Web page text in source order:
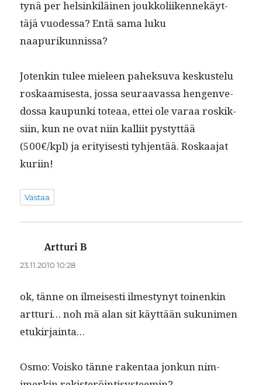
tynä per helsinkiläi­nen joukkoli­iken­nekäyt­
täjä vuodessa? Entä sama luku
naapurikunnissa?
Jotenkin tulee mieleen pahek­su­va keskustelu
roskaamis­es­ta, jos­sa seu­raavas­sa hen­genve­
dos­sa kaupun­ki toteaa, ettei ole varaa roskik­
si­in, kun ne ovat niin kalli­it pystyt­tää
(500€/kpl) ja eri­tyis­es­ti tyh­jen­tää. Roskaa­jat
kuriin!
Vastaa
Artturi B
23.11.2010 10:28
ok, tänne on ilmeis­es­ti ilmestynyt toinenkin
art­turi… noh mä alan sit käyt­tään suku­ni­men
etukirjainta…
Osmo: Voisko tänne rak­en­taa jonkun nim­